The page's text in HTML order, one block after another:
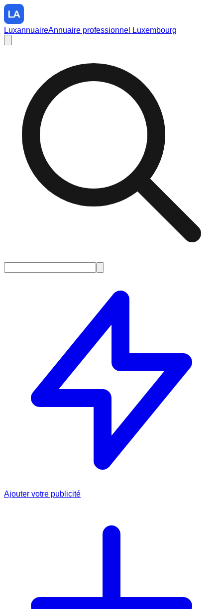
LuxannuaireAnnuaire professionnel Luxembourg
Ajouter votre publicité